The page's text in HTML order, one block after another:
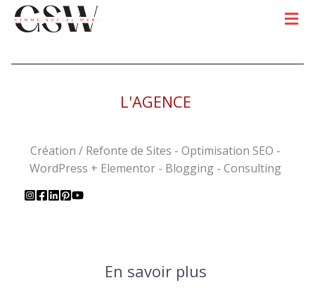
L'AGENCE
Création / Refonte de Sites - Optimisation SEO -
WordPress + Elementor - Blogging - Consulting
En savoir plus